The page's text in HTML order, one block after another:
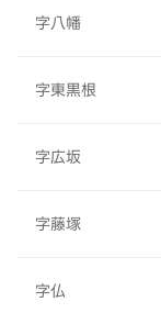
字八幡
字東黒根
字広坂
字藤塚
字仏